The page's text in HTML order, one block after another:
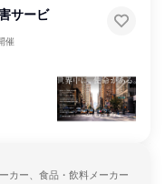
サービ
催
カー、食品・飲料メーカー